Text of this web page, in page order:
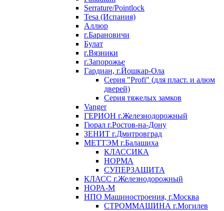
Serrature/Pointlock
Tesa (Испания)
Аллюр
г.Барановичи
Булат
г.Вязники
г.Запорожье
Гардиан, г.Йошкар-Ола
Серия "Profi" (для пласт. и алюм
дверей)
Серия тяжелых замков
Vanger
ГЕРИОН г.Железнодорожный
Гюрал г.Ростов-на-Дону
ЗЕНИТ г.Дмитровград
МЕТТЭМ г.Балашиха
КЛАССИКА
НОРМА
СУПЕРЗАЩИТА
КЛАСС г.Железнодорожный
НОРА-М
НПО Машиностроения, г.Москва
СТРОММАШИНА г.Могилев